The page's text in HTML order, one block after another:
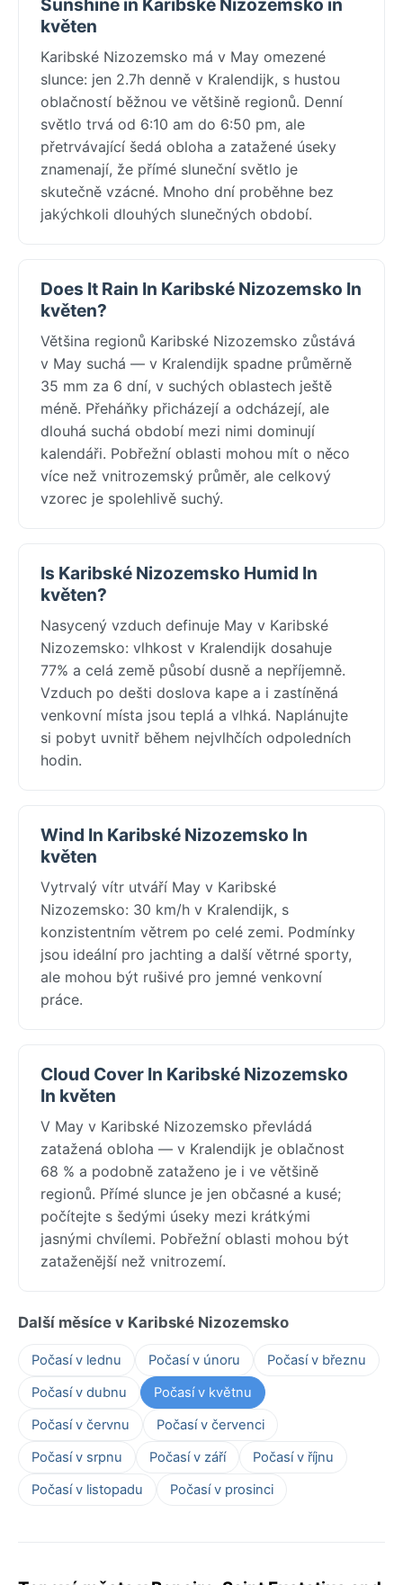
květen
Karibské Nizozemsko má v May omezené
slunce: jen 2.7h denně v Kralendijk, s hustou
oblačností běžnou ve většině regionů. Denní
světlo trvá od 6:10 am do 6:50 pm, ale
přetrvávající šedá obloha a zatažené úseky
znamenají, že přímé sluneční světlo je
skutečně vzácné. Mnoho dní proběhne bez
jakýchkoli dlouhých slunečných období.
Does It Rain In Karibské Nizozemsko In
květen?
Většina regionů Karibské Nizozemsko zůstává
v May suchá — v Kralendijk spadne průměrně
35 mm za 6 dní, v suchých oblastech ještě
méně. Přeháňky přicházejí a odcházejí, ale
dlouhá suchá období mezi nimi dominují
kalendáři. Pobřežní oblasti mohou mít o něco
více než vnitrozemský průměr, ale celkový
vzorec je spolehlivě suchý.
Is Karibské Nizozemsko Humid In
květen?
Nasycený vzduch definuje May v Karibské
Nizozemsko: vlhkost v Kralendijk dosahuje
77% a celá země působí dusně a nepříjemně.
Vzduch po dešti doslova kape a i zastíněná
venkovní místa jsou teplá a vlhká. Naplánujte
si pobyt uvnitř během nejvlhčích odpoledních
hodin.
Wind In Karibské Nizozemsko In
květen
Vytrvalý vítr utváří May v Karibské
Nizozemsko: 30 km/h v Kralendijk, s
konzistentním větrem po celé zemi. Podmínky
jsou ideální pro jachting a další větrné sporty,
ale mohou být rušivé pro jemné venkovní
práce.
Cloud Cover In Karibské Nizozemsko
In květen
V May v Karibské Nizozemsko převládá
zatažená obloha — v Kralendijk je oblačnost
68 % a podobně zataženo je i ve většině
regionů. Přímé slunce je jen občasné a kusé;
počítejte s šedými úseky mezi krátkými
jasnými chvílemi. Pobřežní oblasti mohou být
zataženější než vnitrozemí.
Další měsíce v Karibské Nizozemsko
Počasí v lednu Počasí v únoru
Počasí v březnu
Počasí v dubnu
Počasí v květnu
Počasí v červnu
Počasí v červenci
Počasí v srpnu
Počasí v září
Počasí v říjnu
Počasí v listopadu
Počasí v prosinci